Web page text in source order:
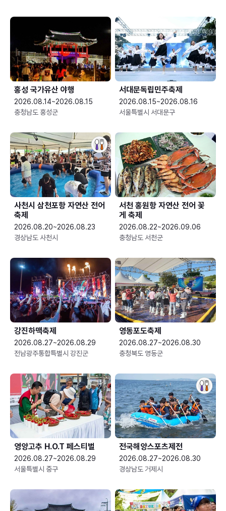
홍성 국가유산 야행
2026.08.14~2026.08.15
충청남도 홍성군
서대문독립민주축제
2026.08.15~2026.08.16
서울특별시 서대문구
사천시 삼천포항 자연산 전어
축제
2026.08.20~2026.08.23
경상남도 사천시
서천 홍원항 자연산 전어 꽃
게 축제
2026.08.22~2026.09.06
충청남도 서천군
강진하맥축제
2026.08.27~2026.08.29
전남광주통합특별시 강진군
영동포도축제
2026.08.27~2026.08.30
충청북도 영동군
영양고추 H.O.T 페스티벌
2026.08.27~2026.08.29
서울특별시 중구
전국해양스포츠제전
2026.08.27~2026.08.30
경상남도 거제시